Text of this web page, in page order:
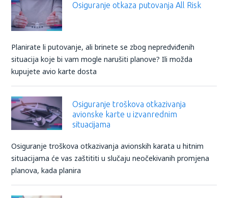
Osiguranje otkaza putovanja All Risk
Planirate li putovanje, ali brinete se zbog nepredviđenih
situacija koje bi vam mogle narušiti planove? Ili možda
kupujete avio karte dosta
Osiguranje troškova otkazivanja
avionske karte u izvanrednim
situacijama
Osiguranje troškova otkazivanja avionskih karata u hitnim
situacijama će vas zaštititi u slučaju neočekivanih promjena
planova, kada planira